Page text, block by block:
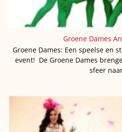
Groene Dames
Groene Dames: Een speelse en
event! De Groene Dames
sfeer